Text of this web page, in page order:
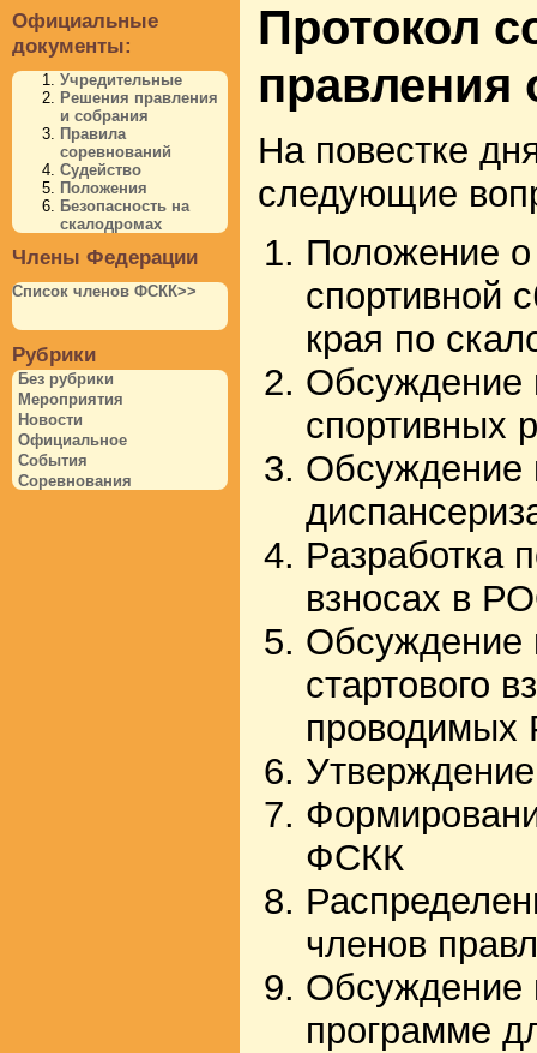
Официальные
документы:
Учредительные
Решения правления
и собрания
Правила
соревнований
Судейство
Положения
Безопасность на
скалодромах
Члены Федерации
Список членов ФСКК>>
Рубрики
Без рубрики
Мероприятия
Новости
Официальное
События
Соревнования
Протокол
правления
На повестке
следующие
Положение
спортивной
края по
Обсуждение
спортивных
Обсуждение
Разработка
взносах в
Обсуждение
стартового
ФСКК
членов
Обсуждение
программе